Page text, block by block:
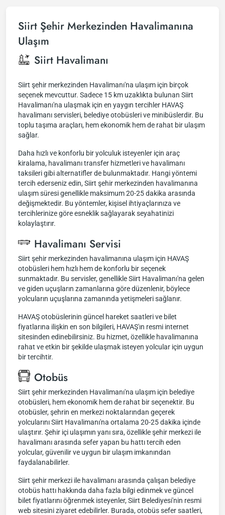
Siirt Şehir Merkezinden Havalimanına
Ulaşım
Siirt Havalimanı
Siirt şehir merkezinden Havalimanı'na ulaşım için birçok
seçenek mevcuttur. Sadece 15 km uzaklıkta bulunan Siirt
Havalimanı'na ulaşmak için en yaygın tercihler HAVAŞ
havalimanı servisleri, belediye otobüsleri ve minibüslerdir. Bu
toplu taşıma araçları, hem ekonomik hem de rahat bir ulaşım
sağlar.
Daha hızlı ve konforlu bir yolculuk isteyenler için araç
kiralama, havalimanı transfer hizmetleri ve havalimanı
taksileri gibi alternatifler de bulunmaktadır. Hangi yöntemi
tercih ederseniz edin, Siirt şehir merkezinden havalimanına
ulaşım süresi genellikle maksimum 20-25 dakika arasında
değişmektedir. Bu yöntemler, kişisel ihtiyaçlarınıza ve
tercihlerinize göre esneklik sağlayarak seyahatinizi
kolaylaştırır.
Havalimanı Servisi
Siirt şehir merkezinden havalimanına ulaşım için HAVAŞ
otobüsleri hem hızlı hem de konforlu bir seçenek
sunmaktadır. Bu servisler, genellikle Siirt Havalimanı'na gelen
ve giden uçuşların zamanlarına göre düzenlenir, böylece
yolcuların uçuşlarına zamanında yetişmeleri sağlanır.
HAVAŞ otobüslerinin güncel hareket saatleri ve bilet
fiyatlarına ilişkin en son bilgileri, HAVAŞ'ın resmi internet
sitesinden edinebilirsiniz. Bu hizmet, özellikle havalimanına
rahat ve etkin bir şekilde ulaşmak isteyen yolcular için uygun
bir tercihtir.
Otobüs
Siirt şehir merkezinden Havalimanı'na ulaşım için belediye
otobüsleri, hem ekonomik hem de rahat bir seçenektir. Bu
otobüsler, şehrin en merkezi noktalarından geçerek
yolcularını Siirt Havalimanı'na ortalama 20-25 dakika içinde
ulaştırır. Şehir içi ulaşımın yanı sıra, özellikle şehir merkezi ile
havalimanı arasında sefer yapan bu hattı tercih eden
yolcular, güvenilir ve uygun bir ulaşım imkanından
faydalanabilirler.
Siirt şehir merkezi ile havalimanı arasında çalışan belediye
otobüs hattı hakkında daha fazla bilgi edinmek ve güncel
bilet fiyatlarını öğrenmek isteyenler, Siirt Belediyesi'nin resmi
web sitesini ziyaret edebilirler. Burada, otobüs sefer saatleri,